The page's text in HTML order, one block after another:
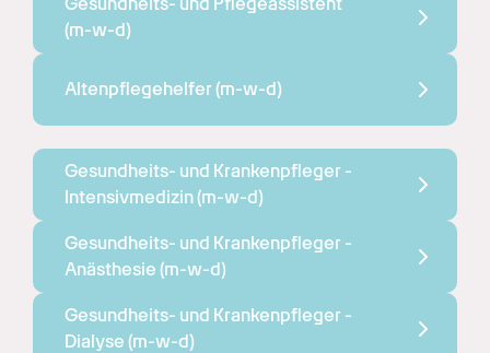
(m-w-d)
Altenpflegehelfer (m-w-d)
Gesundheits- und Krankenpfleger -
Intensivmedizin (m-w-d)
Gesundheits- und Krankenpfleger -
Anästhesie (m-w-d)
Gesundheits- und Krankenpfleger -
Dialyse (m-w-d)